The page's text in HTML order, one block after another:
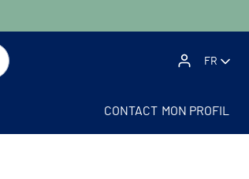
FR
CONTACT MON PROFIL